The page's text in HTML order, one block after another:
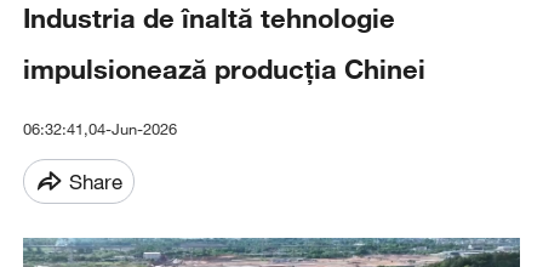
Industria de înaltă tehnologie
impulsionează producția Chinei
06:32:41,04-Jun-2026
Share